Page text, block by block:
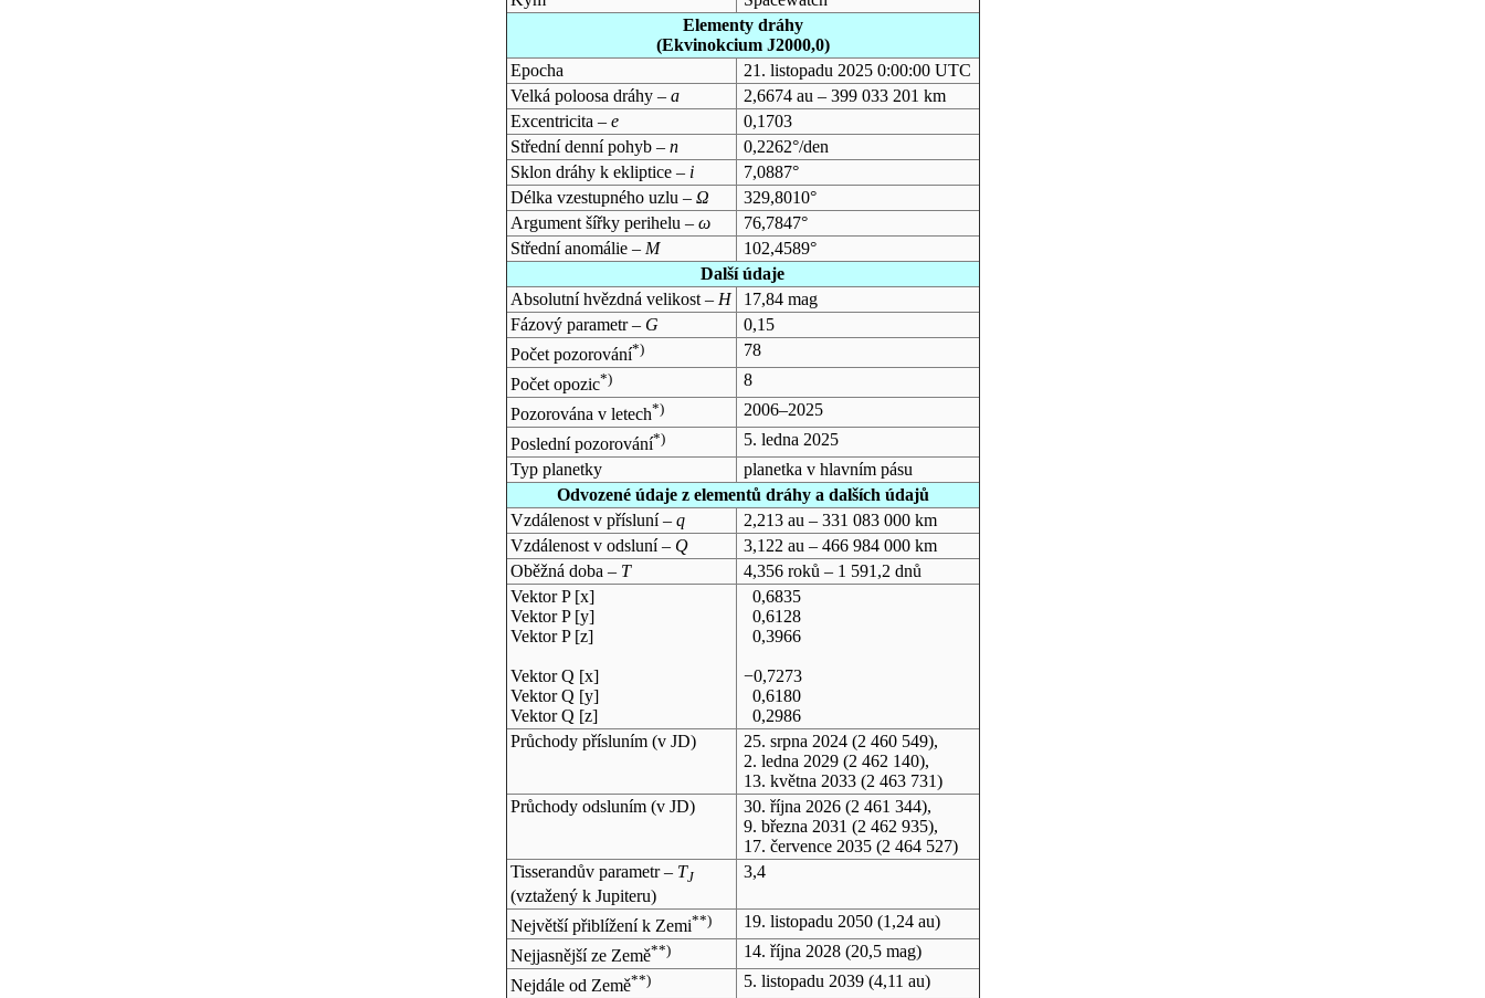
Elementy dráhy
(Ekvinokcium J2000,0)
Epocha
21. listopadu 2025 0:00:00 UTC
Velká poloosa dráhy – a
2,6674 au – 399 033 201 km
Excentricita – e
0,1703
Střední denní pohyb – n
0,2262°/den
Sklon dráhy k ekliptice – i
7,0887°
Délka vzestupného uzlu – Ω
329,8010°
Argument šířky perihelu – ω
76,7847°
Střední anomálie – M
102,4589°
Další údaje
Absolutní hvězdná velikost – H
17,84 mag
Fázový parametr – G
0,15
Počet pozorování*)
78
Počet opozic*)
8
Pozorována v letech*)
2006–2025
Poslední pozorování*)
5. ledna 2025
Typ planetky
planetka v hlavním pásu
Odvozené údaje z elementů dráhy a dalších údajů
Vzdálenost v přísluní – q
2,213 au – 331 083 000 km
Vzdálenost v odsluní – Q
3,122 au – 466 984 000 km
Oběžná doba – T
4,356 roků – 1 591,2 dnů
Vektor P [x]
Vektor P [y]
Vektor P [z]
Vektor Q [x]
Vektor Q [y]
Vektor Q [z]
0,6835
0,6128
0,3966
−0,7273
0,6180
0,2986
Průchody přísluním (v JD) 25. srpna 2024(2 460 549),
2. ledna 2029(2 462 140),
13. května 2033(2 463 731)
Průchody odsluním (v JD) 30. října 2026(2 461 344),
9. března 2031 (2 462 935),
17. července 2035(2 464 527)
Tisserandův parametr – TJ
(vztažený k Jupiteru)
3,4
Největší přiblížení k Zemi**) 19. listopadu 2050(1,24 au)
Nejjasnější ze Země**) 14. října 2028(20,5 mag)
Nejdále od Země**) 5. listopadu 2039(4,11 au)